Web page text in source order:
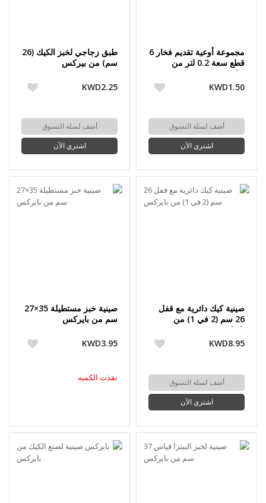
مجموعة أوعية تقديم فخار 6
قطع سعة 0.2 لتر من
فيابوت
KWD1.50
أضف لسلة التسوق
اشتري الآن
طبق زجاجي لخبز الكيك (26
سم) من بيركس
KWD2.25
أضف لسلة التسوق
اشتري الآن
صينية كيك دائرية مع قفل
26 سم (2 في 1) من
بايركس
KWD8.95
أضف لسلة التسوق
اشتري الآن
صينية خبز مستطيلة 35×27
سم من بايركس
KWD3.95
نفذت الكميه